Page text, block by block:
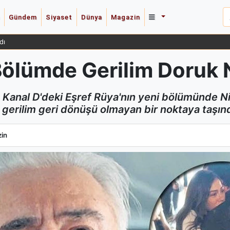
Gündem Siyaset Dünya Magazin
Gerilim Doruk
D'deki Eşref Rüya'nın yeni bölümünde
geri dönüşü olmayan bir noktaya
Gerilim Doruk Noktasına Ulaştı